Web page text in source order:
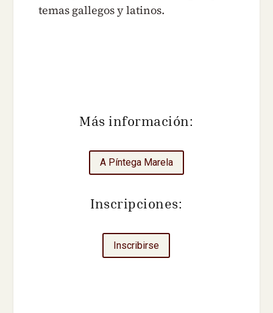
temas gallegos y latinos.
Más información:
A Píntega Marela
Inscripciones:
Inscribirse